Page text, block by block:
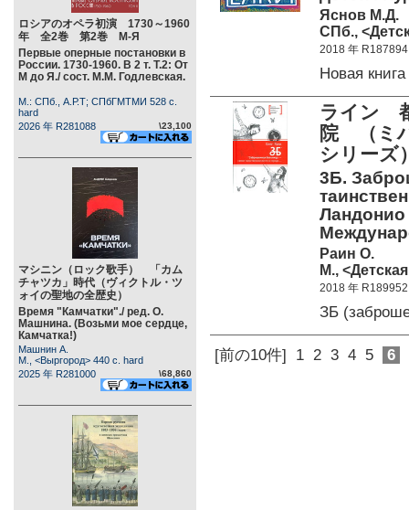
ロシアのオペラ初演 1730～1960
年 全2巻 第2巻 М-Я
Первые оперные постановки в
России. 1730-1960. В 2 т. Т.2: От
М до Я./ сост. М.М. Годлевская.
М.: СПб., А.Р.Т; СПбГМТМИ 528 c.
hard
2026 年 R281088
\23,100
マシニン（ロック歌手） 「カム
チャツカ」時代（ヴィクトル・ツ
ォイの聖地の全歴史）
Время "Камчатки"./ ред. О.
Машнина. (Возьми мое сердце,
Камчатка!)
Машнин А.
М., <Выргород> 440 c. hard
2025 年 R281000
\68,860
Яснов М.Д.
СПб.,
2018 年 R187894
Новая
ライン
院 （ミ
シリーズ
3Б.
Раин О.
М.,
2018 年 R189952
ЗБ
[前の10件] 1 2 3 4 5 6